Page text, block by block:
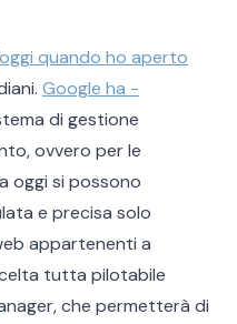
quando ho aperto
Google ha -
di gestione
ovvero per le
oggi si possono
e precisa solo
appartenenti a
tutta pilotabile
che permetterà di